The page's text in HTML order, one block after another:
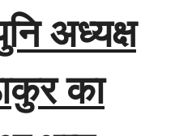
अध्यक्ष
का